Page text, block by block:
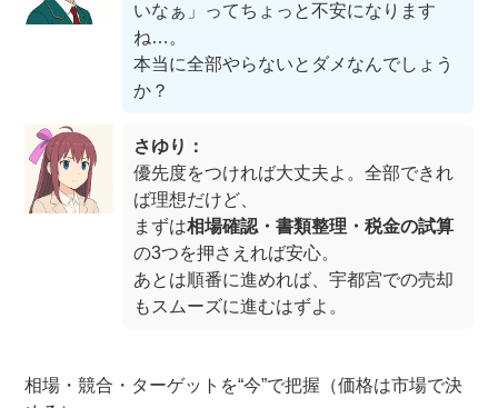
いなぁ」ってちょっと不安になります
ね…。
本当に全部やらないとダメなんでしょう
か？
さゆり：
優先度をつければ大丈夫よ。全部できれ
ば理想だけど、
まずは相場確認・書類整理・税金の試算
の3つを押さえれば安心。
あとは順番に進めれば、宇都宮での売却
もスムーズに進むはずよ。
相場・競合・ターゲットを“今”で把握（価格は市場で決